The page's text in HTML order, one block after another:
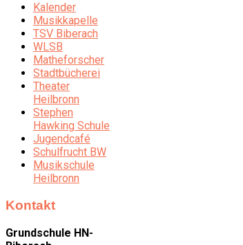
Kalender
Musikkapelle
TSV Biberach
WLSB
Matheforscher
Stadtbücherei
Theater
Heilbronn
Stephen
Hawking Schule
Jugendcafé
Schulfrucht BW
Musikschule
Heilbronn
Kontakt
Grundschule HN-